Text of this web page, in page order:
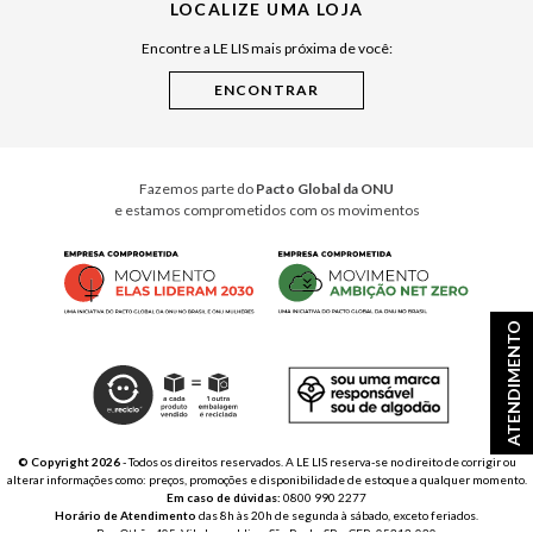
ATENDIMENTO
Cuidados Casa
LOCALIZE UMA LOJA
Encontre a LE LIS mais próxima de você:
Fazemos parte do Pacto Global da ONU
e estamos comprometidos com os movimentos
© Copyright 2026- Todos os direitos reservados. A LE LIS reserva-se no direito de corrigir ou
alterar informações como: preços, promoções e disponibilidade de estoque a qualquer momento.
Em caso de dúvidas: 0800 990 2277
Horário de Atendimento das 8h às 20h de segunda à sábado, exceto feriados.